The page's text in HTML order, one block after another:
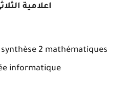
اعلامية
2 mathématiques
informatique